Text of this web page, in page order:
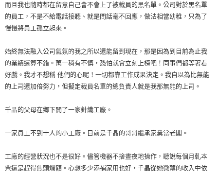
而且我也隨時都在留意自己會不會上了被裁員的黑名單。公司對於黑名單
的員工，不是不給電話接聽、就是問話毫不回應，做法相當幼稚，只為了
慢慢將員工孤立起來。
始終無法融入公司氣氛的我之所以還能留到現在，那是因為到目前為止我
的業績還算不錯。萬一稍有不慎，恐怕就會立刻上榜吧！同事們都等著看
好戲。我才不想稱 他們的心呢！一切都靠工作成果決定。我自以為比無能
的上司還加倍努力，但擬定裁員名單的總負責人就是我那無能的上司。
千晶的父母在鄉下開了一家針織工廠。
一家員工不到十人的小工廠。目前是千晶的哥哥繼承家業當老闆。
工廠的經營狀況也不是很好。儘管機器不捨晝夜地操作，聽說每個月軋本
票還是趕得焦頭爛額。心想多少添補家用也好，千晶從她微薄的收入中依